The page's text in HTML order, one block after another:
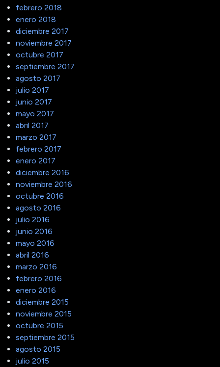
febrero 2018
enero 2018
diciembre 2017
noviembre 2017
octubre 2017
septiembre 2017
agosto 2017
julio 2017
junio 2017
mayo 2017
abril 2017
marzo 2017
febrero 2017
enero 2017
diciembre 2016
noviembre 2016
octubre 2016
agosto 2016
julio 2016
junio 2016
mayo 2016
abril 2016
marzo 2016
febrero 2016
enero 2016
diciembre 2015
noviembre 2015
octubre 2015
septiembre 2015
agosto 2015
julio 2015